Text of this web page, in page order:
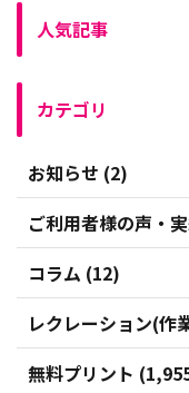
人気記事
カテゴリ
お知らせ (2)
ご利用者様の声・
コラム (12)
レクレーション(作
無料プリント